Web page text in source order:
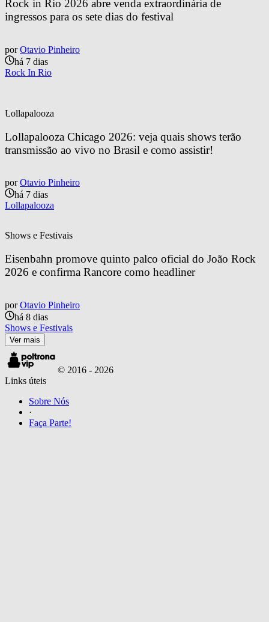
Rock in Rio 2026 abre venda extraordinária de
ingressos para os sete dias do festival
por Otavio Pinheiro
há 7 dias
Rock In Rio
Lollapalooza
Lollapalooza Chicago 2026: veja quais shows terão
transmissão ao vivo no Brasil e como assistir!
por Otavio Pinheiro
há 7 dias
Lollapalooza
Shows e Festivais
Eisenbahn promove quinto palco oficial do João Rock
2026 e confirma Rancore como headliner
por Otavio Pinheiro
há 8 dias
Shows e Festivais
Ver mais
© 2016 - 2026
Links úteis
Sobre Nós
·
Faça Parte!